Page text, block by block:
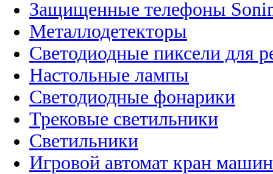
Защищенные телефоны
Металлодетекторы
Светодиодные пиксели для
Настольные лампы
Светодиодные фонарики
Трековые светильники
Светильники
Игровой автомат кран